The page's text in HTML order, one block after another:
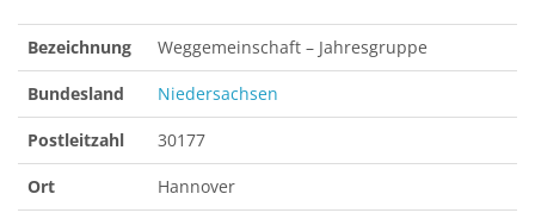
Bezeichnung Weggemeinschaft – Jahresgruppe
Bundesland Niedersachsen
Postleitzahl 30177
Ort Hannover